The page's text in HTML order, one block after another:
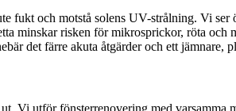
fukt och motstå solens UV-strålning. Vi
minskar risken för mikrosprickor, röta
det färre akuta åtgärder och ett jämnare,
Vi utför fönsterrenovering med varsamma